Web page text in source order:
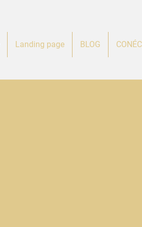
Landing page BLOG